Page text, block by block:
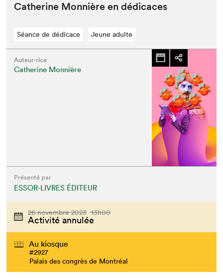
Cather­ine Mon­nière en dédicaces
Séance de dédicace Jeune adulte
Auteur·rice
Catherine Monnière
Présenté par
ESSOR-LIVRES ÉDITEUR
26 novembre 2023 13h00
Activité annulée
Au kiosque
#2927
Palais des congrès de Montréal